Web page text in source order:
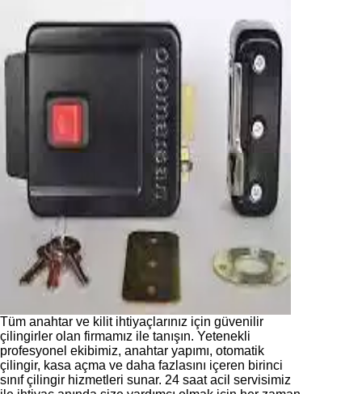
Tüm anahtar ve kilit ihtiyaçlarınız için güvenilir
çilingirler olan firmamız ile tanışın. Yetenekli
profesyonel ekibimiz, anahtar yapımı, otomatik
çilingir, kasa açma ve daha fazlasını içeren birinci
sınıf çilingir hizmetleri sunar. 24 saat acil servisimiz